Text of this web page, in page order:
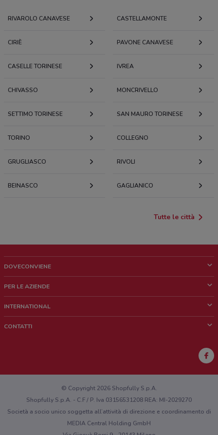
RIVAROLO CANAVESE CASTELLAMONTE
CIRIÈ PAVONE CANAVESE
CASELLE TORINESE IVREA
CHIVASSO MONCRIVELLO
SETTIMO TORINESE SAN MAURO TORINESE
TORINO COLLEGNO
GRUGLIASCO RIVOLI
BEINASCO GAGLIANICO
Tutte le città
DOVECONVIENE
Chi siamo
Lavora con noi
PER LE AZIENDE
Richieste commerciali e marketing
INTERNATIONAL
CONTATTI
Hai un malfunzionamento sul web o sull'app?
© Copyright 2026 Shopfully S.p.A.
Shopfully S.p.A. - C.F / P. Iva 03156531208 REA: MI-2029270
Società a socio unico soggetta all’attività di direzione e coordinamento di
MEDIA Central Holding GmbH